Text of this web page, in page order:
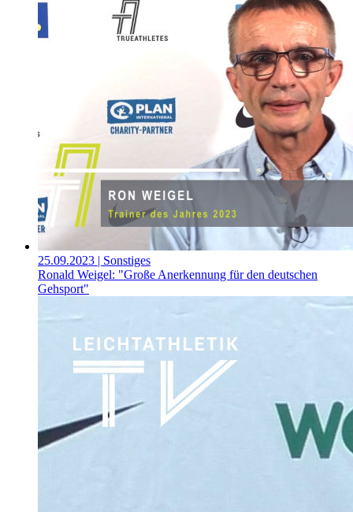
25.09.2023 | Sonstiges
Ronald Weigel: "Große Anerkennung für den deutschen
Gehsport"